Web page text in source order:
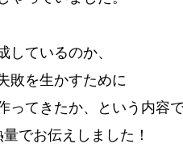
しているのか、
敗を生かすために
ってきたか、という内容
でお伝えしました！